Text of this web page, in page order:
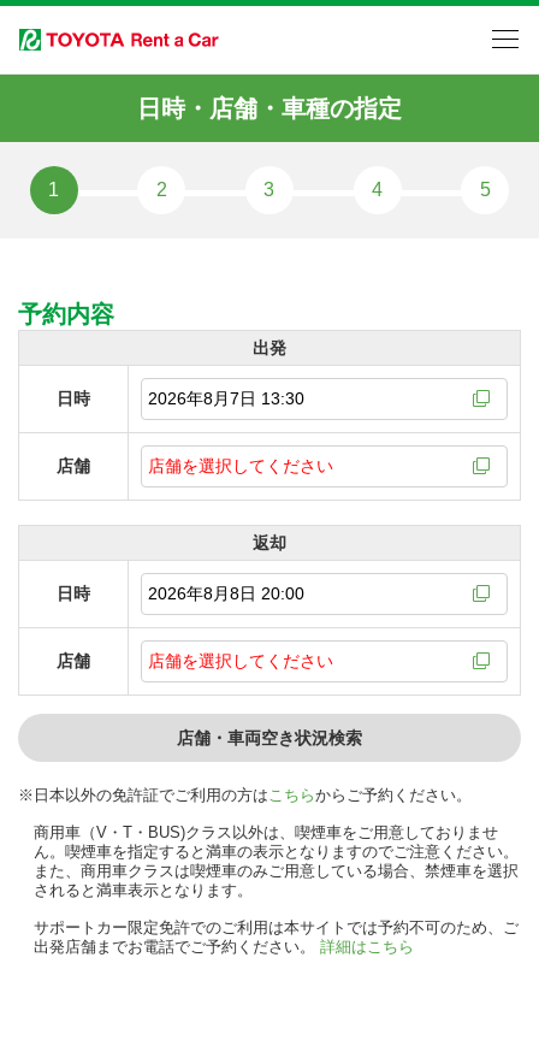
日時・店舗・車種の指定
予約内容
出発
日時
店舗
返却
日時
店舗
店舗・車両空き状況検索
日本以外の免許証でご利用の方はこちらからご予約ください。
商用車（V・T・BUS)クラス以外は、喫煙車をご用意しておりませ
ん。喫煙車を指定すると満車の表示となりますのでご注意ください。
また、商用車クラスは喫煙車のみご用意している場合、禁煙車を選択
されると満車表示となります。
サポートカー限定免許でのご利用は本サイトでは予約不可のため、ご
出発店舗までお電話でご予約ください。 詳細はこちら